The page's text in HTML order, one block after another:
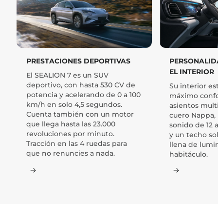
PRESTACIONES DEPORTIVAS
El SEALION 7 es un SUV
deportivo, con hasta 530 CV de
potencia y acelerando de 0 a 100
km/h en solo 4,5 segundos.
Cuenta también con un motor
que llega hasta las 23.000
revoluciones por minuto.
Tracción en las 4 ruedas para
que no renuncies a nada.
EL INTERIOR
Su interior
máximo
asientos
cuero
sonido de 12
y un techo
llena de
habitáculo.